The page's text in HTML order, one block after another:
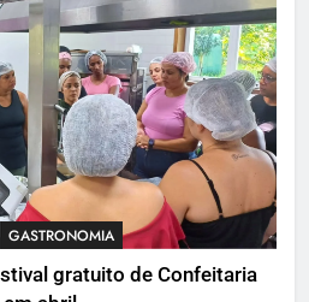
GASTRONOMIA
gratuito de Confeitaria